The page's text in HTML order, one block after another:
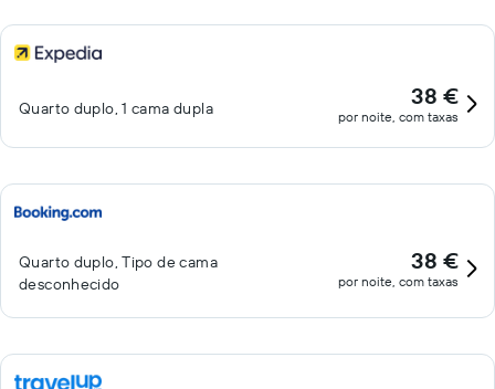
Quarto duplo, 1 cama dupla 38 €
por noite, com taxas
Quarto duplo, Tipo de cama
desconhecido
38 €
por noite, com taxas